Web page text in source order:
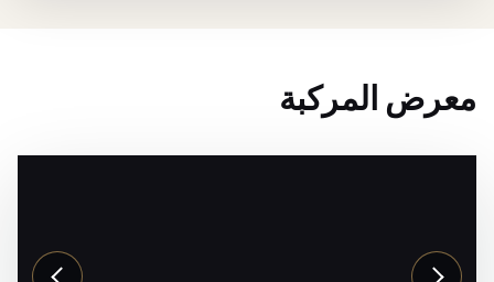
معرض المركبة